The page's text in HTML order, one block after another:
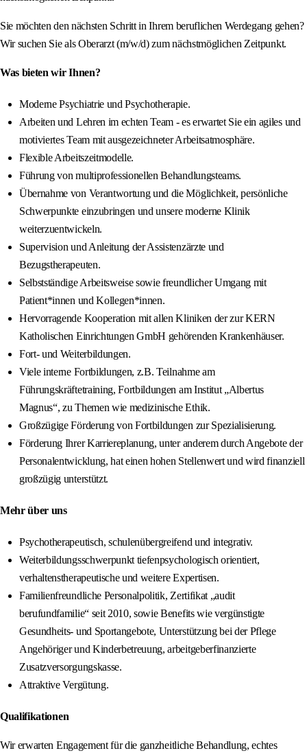
Sie möchten den nächsten Schritt in Ihrem beruflichen Werdegang gehen?
Wir suchen Sie als Oberarzt (m/w/d) zum nächstmöglichen Zeitpunkt.
Was bieten wir Ihnen?
Moderne Psychiatrie und Psychotherapie.
Arbeiten und Lehren im echten Team - es erwartet Sie ein agiles und
motiviertes Team mit ausgezeichneter Arbeitsatmosphäre.
Flexible Arbeitszeitmodelle.
Führung von multiprofessionellen Behandlungsteams.
Übernahme von Verantwortung und die Möglichkeit, persönliche
Schwerpunkte einzubringen und unsere moderne Klinik
weiterzuentwickeln.
Supervision und Anleitung der Assistenzärzte und
Bezugstherapeuten.
Selbstständige Arbeitsweise sowie freundlicher Umgang mit
Patient*innen und Kollegen*innen.
Hervorragende Kooperation mit allen Kliniken der zur KERN
Katholischen Einrichtungen GmbH gehörenden Krankenhäuser.
Fort- und Weiterbildungen.
Viele interne Fortbildungen, z.B. Teilnahme am
Führungskräftetraining, Fortbildungen am Institut „Albertus
Magnus“, zu Themen wie medizinische Ethik.
Großzügige Förderung von Fortbildungen zur Spezialisierung.
Förderung Ihrer Karriereplanung, unter anderem durch Angebote der
Personalentwicklung, hat einen hohen Stellenwert und wird finanziell
großzügig unterstützt.
Mehr über uns
Psychotherapeutisch, schulenübergreifend und integrativ.
Weiterbildungsschwerpunkt tiefenpsychologisch orientiert,
verhaltenstherapeutische und weitere Expertisen.
Familienfreundliche Personalpolitik, Zertifikat „audit
berufundfamilie“ seit 2010, sowie Benefits wie vergünstigte
Gesundheits- und Sportangebote, Unterstützung bei der Pflege
Angehöriger und Kinderbetreuung, arbeitgeberfinanzierte
Zusatzversorgungskasse.
Attraktive Vergütung.
Qualifikationen
Wir erwarten Engagement für die ganzheitliche Behandlung, echtes